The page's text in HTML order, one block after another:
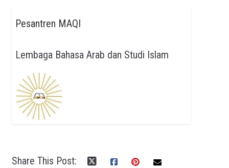
Pesantren MAQI
Lembaga Bahasa Arab dan Studi Islam
Share This Post: